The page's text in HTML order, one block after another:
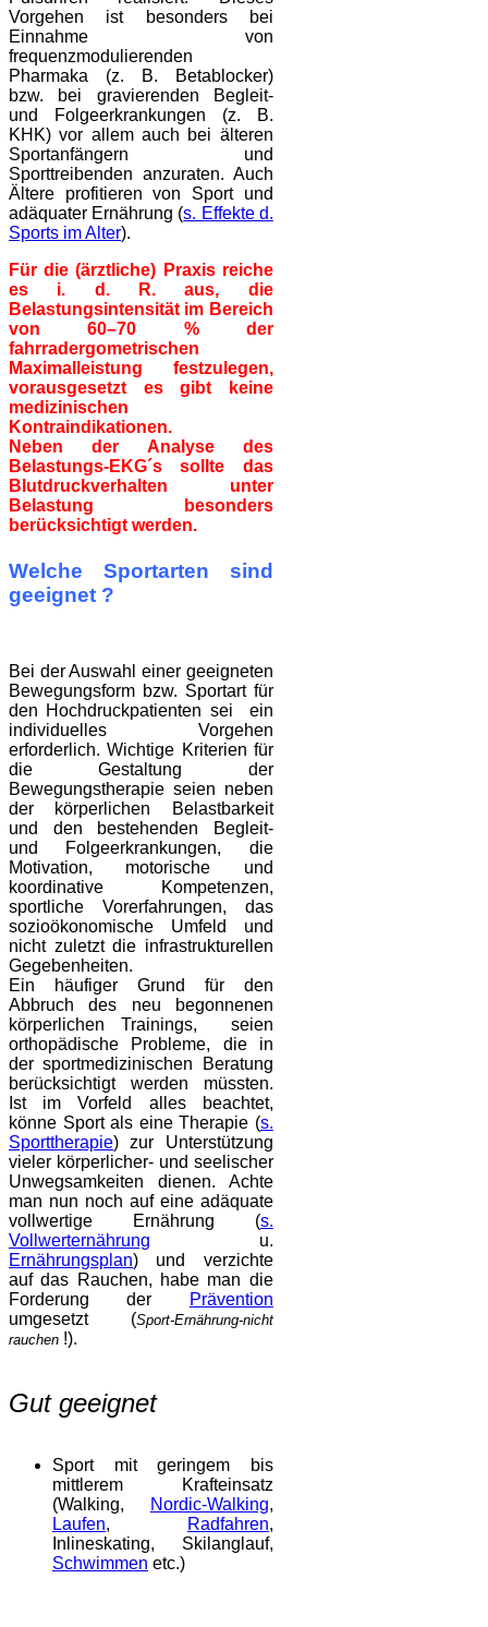
Vorgehen ist besonders bei
Einnahme von
frequenzmodulierenden
Pharmaka (z. B. Betablocker)
bzw. bei gravierenden Begleit-
und Folgeerkrankungen (z. B.
KHK) vor allem auch bei älteren
Sportanfängern und
Sporttreibenden anzuraten. Auch
Ältere profitieren von Sport und
adäquater Ernährung (s. Effekte d.
Sports im Alter).
Für die (ärztliche) Praxis reiche
es i. d. R. aus, die
Belastungsintensität im Bereich
von 60–70 % der
fahrradergometrischen
Maximalleistung festzulegen,
vorausgesetzt es gibt keine
medizinischen
Kontraindikationen.
Neben der Analyse des
Belastungs-EKG´s sollte das
Blutdruckverhalten unter
Belastung besonders
berücksichtigt werden.
Welche Sportarten sind
geeignet ?
Bei der Auswahl einer geeigneten
Bewegungsform bzw. Sportart für
den Hochdruckpatienten sei ein
individuelles Vorgehen
erforderlich. Wichtige Kriterien für
die Gestaltung der
Bewegungstherapie seien neben
der körperlichen Belastbarkeit
und den bestehenden Begleit-
und Folgeerkrankungen, die
Motivation, motorische und
koordinative Kompetenzen,
sportliche Vorerfahrungen, das
sozioökonomische Umfeld und
nicht zuletzt die infrastrukturellen
Gegebenheiten.
Ein häufiger Grund für den
Abbruch des neu begonnenen
körperlichen Trainings, seien
orthopädische Probleme, die in
der sportmedizinischen Beratung
berücksichtigt werden müssten.
Ist im Vorfeld alles beachtet,
könne Sport als eine Therapie (s.
Sporttherapie) zur Unterstützung
vieler körperlicher- und seelischer
Unwegsamkeiten dienen. Achte
man nun noch auf eine adäquate
vollwertige Ernährung (s.
Vollwerternährung u.
Ernährungsplan) und verzichte
auf das Rauchen, habe man die
Forderung der
Prävention
umgesetzt (Sport-Ernährung-nicht
rauchen !).
Gut geeignet
Sport mit geringem bis
mittlerem Krafteinsatz
(Walking,
Nordic-Walking,
Laufen, Radfahren,
Inlineskating, Skilanglauf,
Schwimmen etc.)